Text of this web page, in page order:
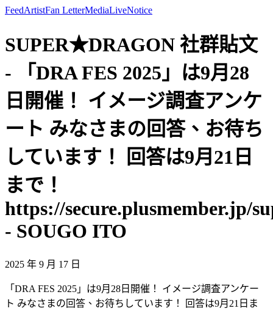
FeedArtistFan LetterMediaLiveNotice
SUPER★DRAGON 社群貼文
- 「DRA FES 2025」は9月28
日開催！ イメージ調査アンケ
ート みなさまの回答、お待ち
しています！ 回答は9月21日
まで！
https://secure.plusmember.jp/
- SOUGO ITO
2025 年 9 月 17 日
「DRA FES 2025」は9月28日開催！ イメージ調査アンケー
ト みなさまの回答、お待ちしています！ 回答は9月21日ま